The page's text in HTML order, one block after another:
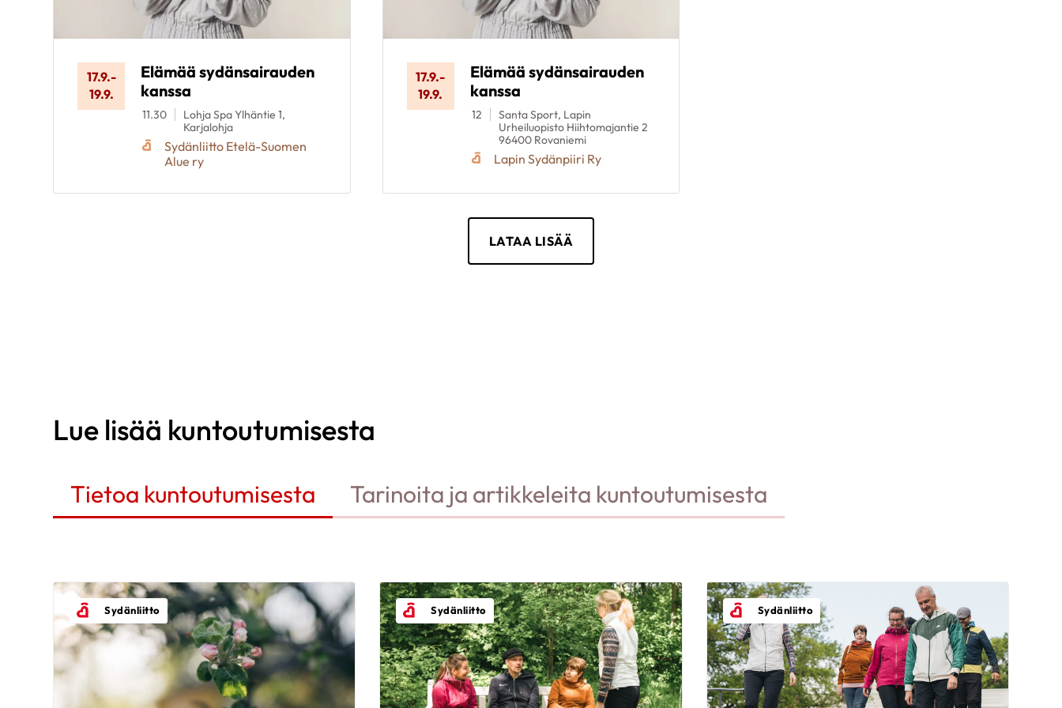
17.9.-
19.9.
Elämää sydänsairauden
kanssa
11.30
Lohja Spa Ylhäntie 1,
Karjalohja
Sydänliitto Etelä-Suomen
Alue ry
17.9.-
19.9.
Elämää sydänsairauden
kanssa
12
Santa Sport, Lapin
Urheiluopisto Hiihtomajantie 2
96400 Rovaniemi
Lapin Sydänpiiri Ry
LATAA LISÄÄ
Lue lisää kuntoutumisesta
Tietoa kuntoutumisesta Tarinoita ja artikkeleita kuntoutumisesta
Sydänliitto Sydänliitto Sydänliitto